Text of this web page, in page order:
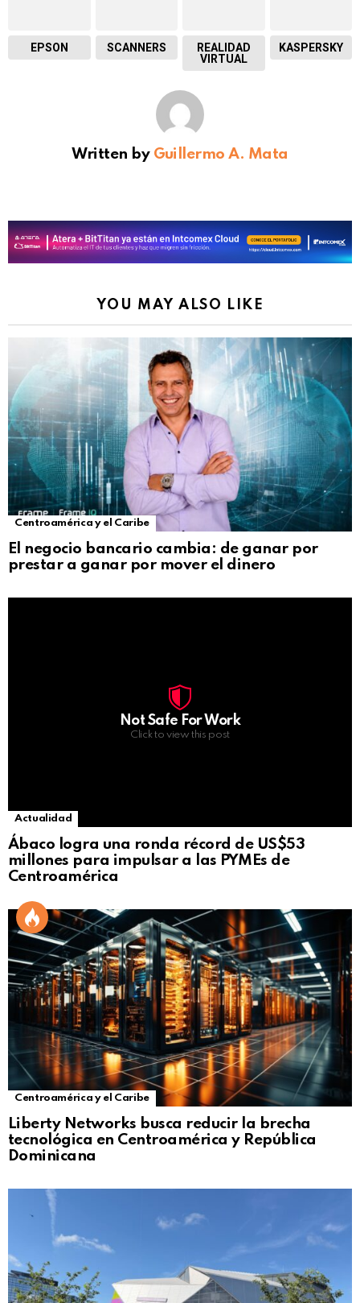
EPSON SCANNERS
REALIDAD
VIRTUAL
KASPERSKY
Written by Guillermo A. Mata
YOU MAY ALSO LIKE
Centroamérica y el Caribe
El negocio bancario cambia: de ganar por
prestar a ganar por mover el dinero
Not Safe For Work
Click to view this post
Actualidad
Ábaco logra una ronda récord de US$53
millones para impulsar a las PYMEs de
Centroamérica
Centroamérica y el Caribe
Liberty Networks busca reducir la brecha
tecnológica en Centroamérica y República
Dominicana